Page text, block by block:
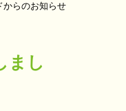
からのお知らせ
まし